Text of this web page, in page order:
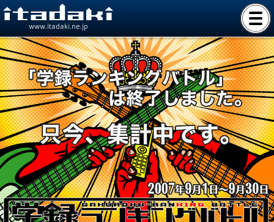
www.itadaki.ne.jp